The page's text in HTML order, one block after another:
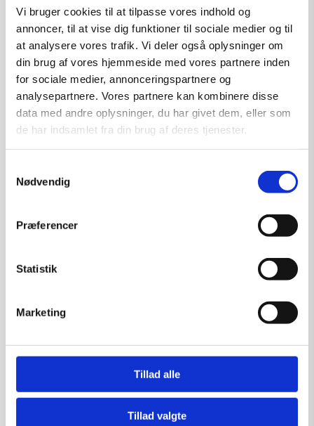
Vi bruger cookies til at tilpasse vores indhold og
annoncer, til at vise dig funktioner til sociale medier og til
at analysere vores trafik. Vi deler også oplysninger om
din brug af vores hjemmeside med vores partnere inden
for sociale medier, annonceringspartnere og
analysepartnere. Vores partnere kan kombinere disse
data med andre oplysninger, du har givet dem, eller som
de har indsamlet fra din brug af deres tjenester.
Nødvendig
Præferencer
Statistik
Marketing
Tillad alle
Tillad valgte
Tilføj til kurv